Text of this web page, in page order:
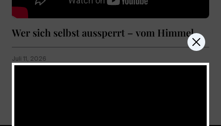
Wer sich selbst aussperrt – vom Himmel
Juli 11, 2026